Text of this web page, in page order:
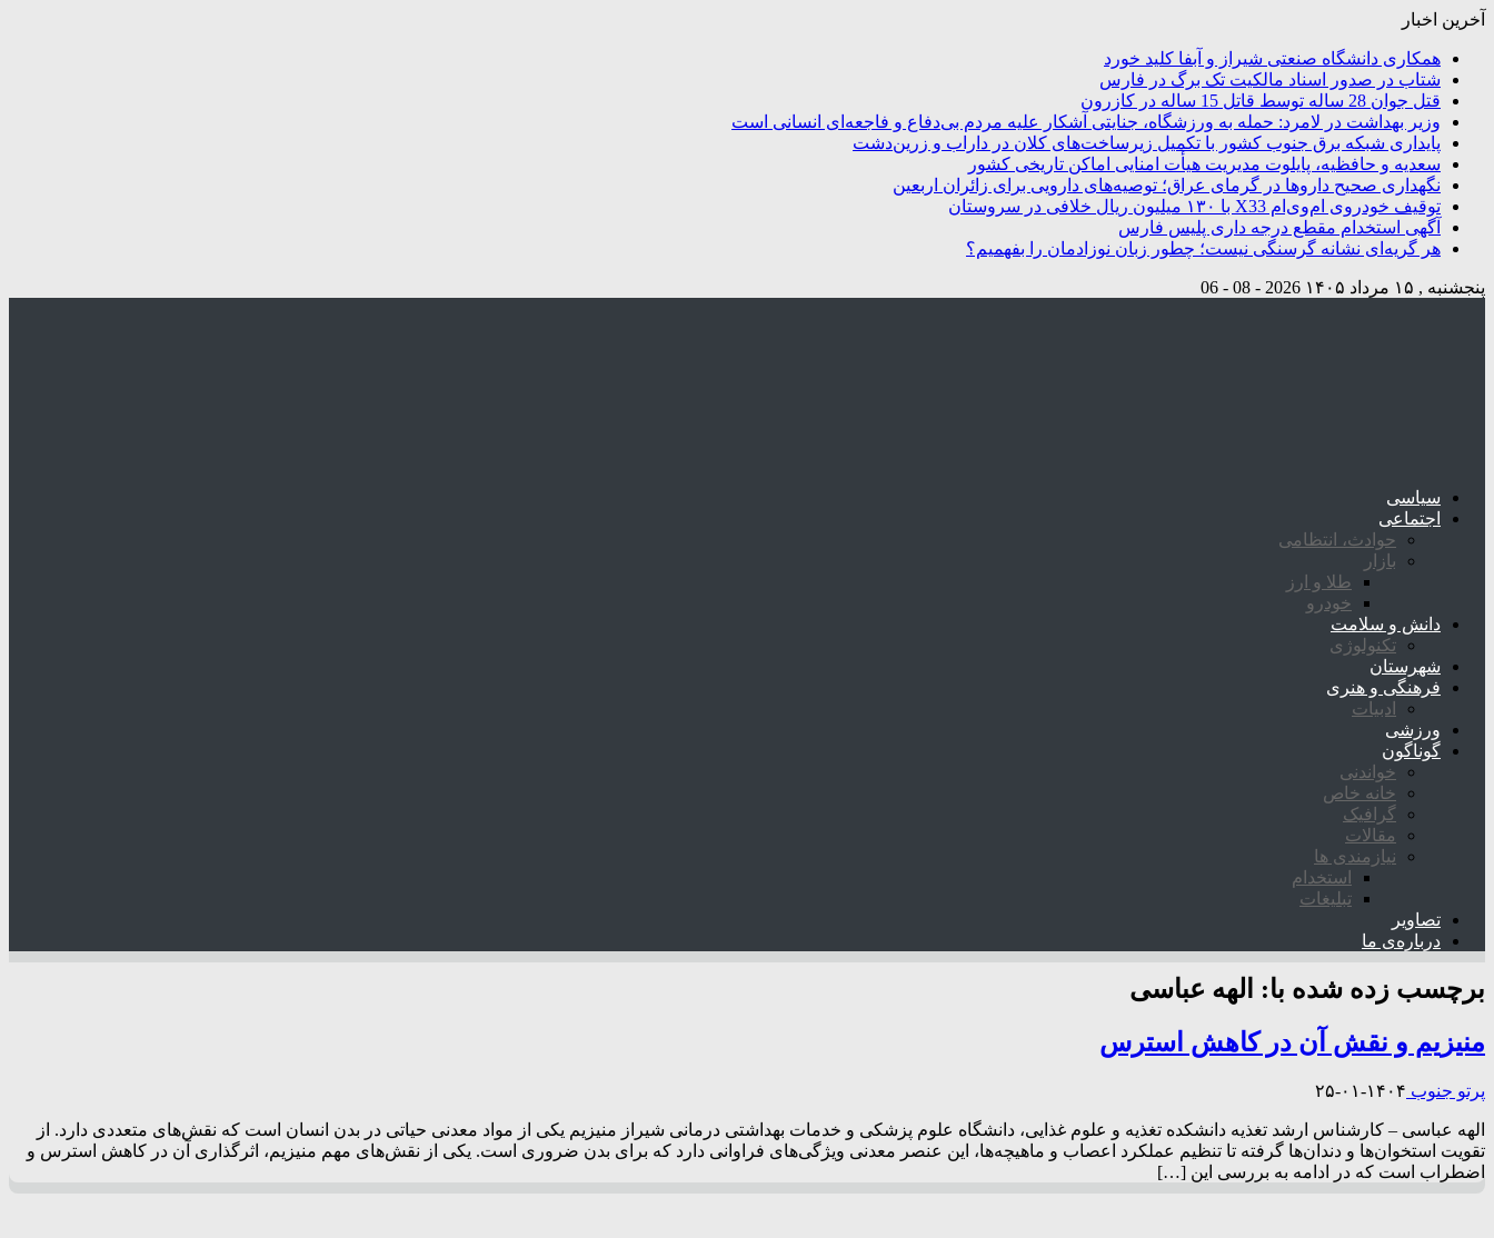
آخرین اخبار
همکاری دانشگاه صنعتی شیراز و آبفا کلید خورد
شتاب در صدور اسناد مالکیت تک برگ در فارس
قتل جوان 28 ساله توسط قاتل 15 ساله در کازرون
وزیر بهداشت در لامرد: حمله به ورزشگاه، جنایتی آشکار علیه مردم بی‌دفاع و فاجعه‌ای انسانی است
پایداری شبکه برق جنوب کشور با تکمیل زیرساخت‌های کلان در داراب و زرین‌دشت
سعدیه و حافظیه، پایلوت مدیریت هیأت امنایی اماکن تاریخی کشور
نگهداری صحیح داروها در گرمای عراق؛ توصیه‌های دارویی برای زائران اربعین
توقیف خودروی ام‌وی‌ام X33 با ۱۳۰ میلیون ریال خلافی در سروستان
آگهی استخدام مقطع درجه داری پلیس فارس
هر گریه‌ای نشانه گرسنگی نیست؛ چطور زبان نوزادمان را بفهمیم؟
پنجشنبه , ۱۵ مرداد ۱۴۰۵ 2026 - 08 - 06
سیاسی
اجتماعی
حوادث، انتظامی
بازار
طلا و ارز
خودرو
دانش و سلامت
تکنولوژی
شهرستان
فرهنگی و هنری
ادبیات
ورزشی
گوناگون
خواندنی
خانه خاص
گرافیک
مقالات
نیازمندی ها
استخدام
تبلیغات
تصاویر
درباره‌ی ما
برچسب زده شده با:
الهه عباسی
منیزیم و نقش آن در کاهش استرس
پرتو جنوب ۱۴۰۴-۰۱-۲۵
الهه عباسی – کارشناس ارشد تغذیه دانشکده تغذیه و علوم غذایی، دانشگاه علوم پزشکی و خدمات بهداشتی درمانی شیراز منیزیم یکی از مواد معدنی حیاتی در بدن انسان است که نقش‌های متعددی دارد. از
تقویت استخوان‌ها و دندان‌ها گرفته تا تنظیم عملکرد اعصاب و ماهیچه‌ها، این عنصر معدنی ویژگی‌های فراوانی دارد که برای بدن ضروری است. یکی از نقش‌های مهم منیزیم، اثرگذاری آن در کاهش استرس و
اضطراب است که در ادامه به بررسی این […]